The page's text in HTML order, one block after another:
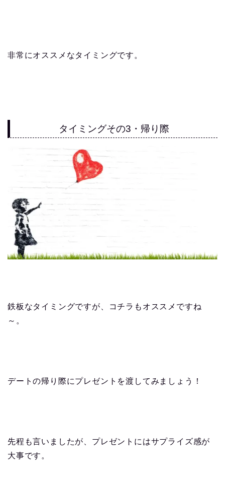
非常にオススメなタイミングです。
タイミングその3・帰り際
鉄板なタイミングですが、コチラもオススメですね
～。
デートの帰り際にプレゼントを渡してみましょう！
先程も言いましたが、プレゼントにはサプライズ感が
大事です。